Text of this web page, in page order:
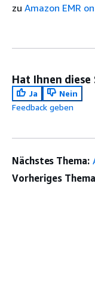
zu Amazon EMR
Hat Ihnen
Ja
Nein
Feedback geben
Nächstes Thema:
Vorheriges